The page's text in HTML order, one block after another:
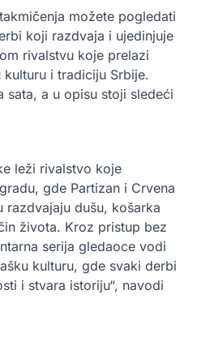
možete pogledati
koji razdvaja i ujedinjuje
rivalstvu koje prelazi
i tradiciju Srbije.
sata, a u opisu stoji sledeći
leži rivalstvo koje
gde Partizan i Crvena
razdvajaju dušu, košarka
života. Kroz pristup bez
serija gledaoce vodi
kulturu, gde svaki derbi
i stvara istoriju“, navodi